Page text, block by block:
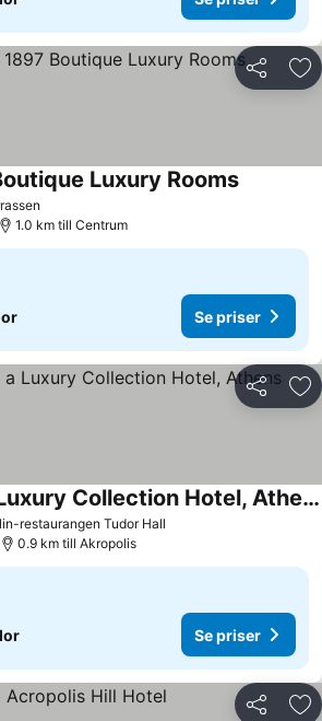
Dela
Luxury Rooms
1.0 km till Centrum
Se priser
Dela
restaurangen Tudor Hall
King George, a Luxury Collection Hotel, Athens
0.9 km till Akropolis
Se priser
Dela